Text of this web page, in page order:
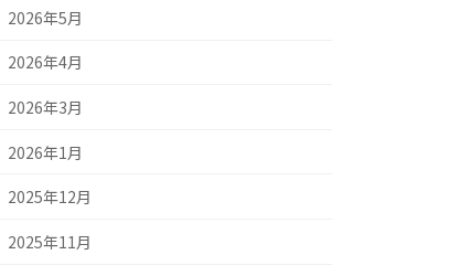
2026年5月
2026年4月
2026年3月
2026年1月
2025年12月
2025年11月